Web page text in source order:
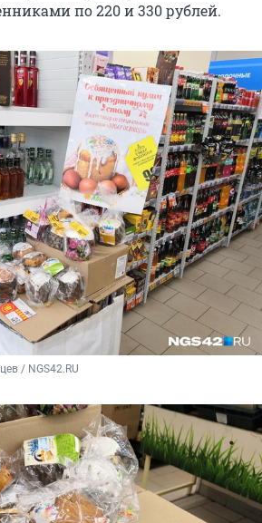
по 220 и 330 рублей.
/ NGS42.RU